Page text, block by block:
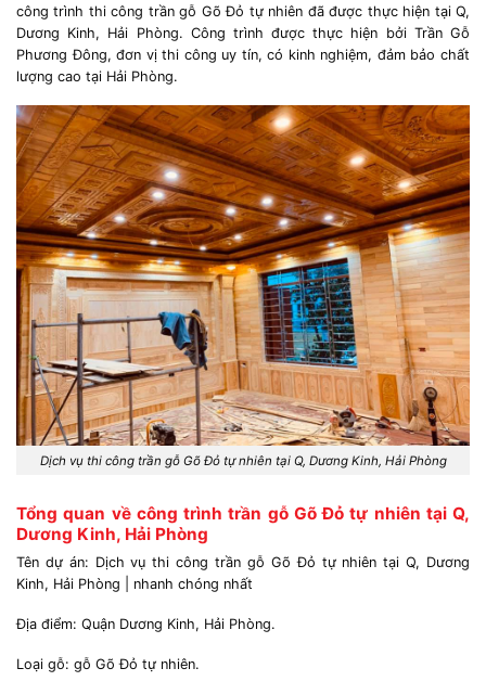
công trình thi công trần gỗ Gõ Đỏ tự nhiên đã được thực hiện tại Q,
Dương Kinh, Hải Phòng. Công trình được thực hiện bởi Trần Gỗ
Phương Đông, đơn vị thi công uy tín, có kinh nghiệm, đảm bảo chất
lượng cao tại Hải Phòng.
Dịch vụ thi công trần gỗ Gõ Đỏ tự nhiên tại Q, Dương Kinh, Hải Phòng
Tổng quan về công trình trần gỗ Gõ Đỏ tự nhiên tại Q,
Dương Kinh, Hải Phòng
Tên dự án: Dịch vụ thi công trần gỗ Gõ Đỏ tự nhiên tại Q, Dương
Kinh, Hải Phòng | nhanh chóng nhất
Địa điểm: Quận Dương Kinh, Hải Phòng.
Loại gỗ: gỗ Gõ Đỏ tự nhiên.